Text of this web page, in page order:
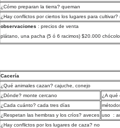
¿Cómo preparan la tierra? queman
¿Hay conflictos por ciertos los lugares para cultivar?
observaciones : precios de venta
plátano, una pacha (5 ó 6 racimos) $20.000
Cacería
¿Qué animales cazan? cajuche, conejo
¿Dónde? monte cercano
¿A qué
¿Cada cuánto? cada tres días
¿Respetan las hembras y los críos? aveces uso :
¿Hay conflictos por los lugares de caza? no